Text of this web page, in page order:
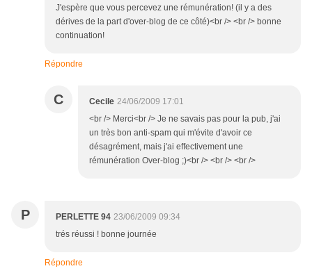
J'espère que vous percevez une rémunération! (il y a des
dérives de la part d'over-blog de ce côté)<br /> <br /> bonne
continuation!
Répondre
C Cecile 24/06/2009 17:01
<br /> Merci<br /> Je ne savais pas pour la pub, j'ai
un très bon anti-spam qui m'évite d'avoir ce
désagrément, mais j'ai effectivement une
rémunération Over-blog ;)<br /> <br /> <br />
P PERLETTE 94 23/06/2009 09:34
trés réussi ! bonne journée
Répondre